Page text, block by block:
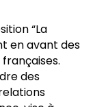
“La
en avant des
des